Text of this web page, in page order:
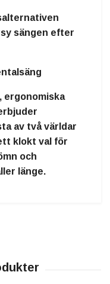
sängen efter
ergonomiska
av två världar
klokt val för
och
länge.